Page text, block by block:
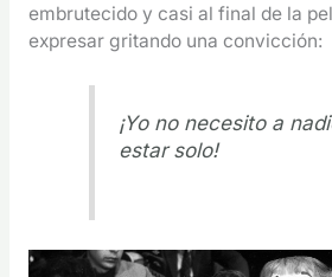
embrutecido y casi al final de la
expresar gritando una convicción:
¡Yo no necesito a
estar solo!